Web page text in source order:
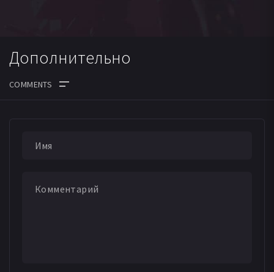
Дополнительно